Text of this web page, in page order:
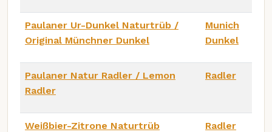
Paulaner Ur-Dunkel Naturtrüb /
Original Münchner Dunkel
Munich
Dunkel
Paulaner Natur Radler / Lemon
Radler
Radler
Weißbier-Zitrone Naturtrüb Radler